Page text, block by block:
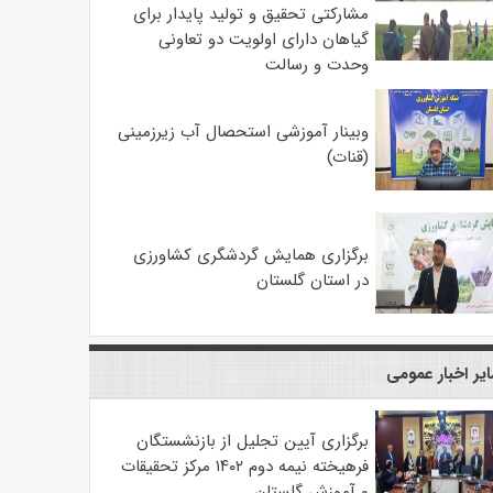
مشارکتی تحقیق و تولید پایدار برای
گیاهان دارای اولویت دو تعاونی
وحدت و رسالت
وبینار آموزشی استحصال آب زیرزمینی
(قنات)
برگزاری همایش گردشگری کشاورزی
در استان گلستان
اخبار عمومی
برگزاری آیین تجلیل از بازنشستگان
فرهیخته نیمه دوم ۱۴۰۲ مرکز تحقیقات